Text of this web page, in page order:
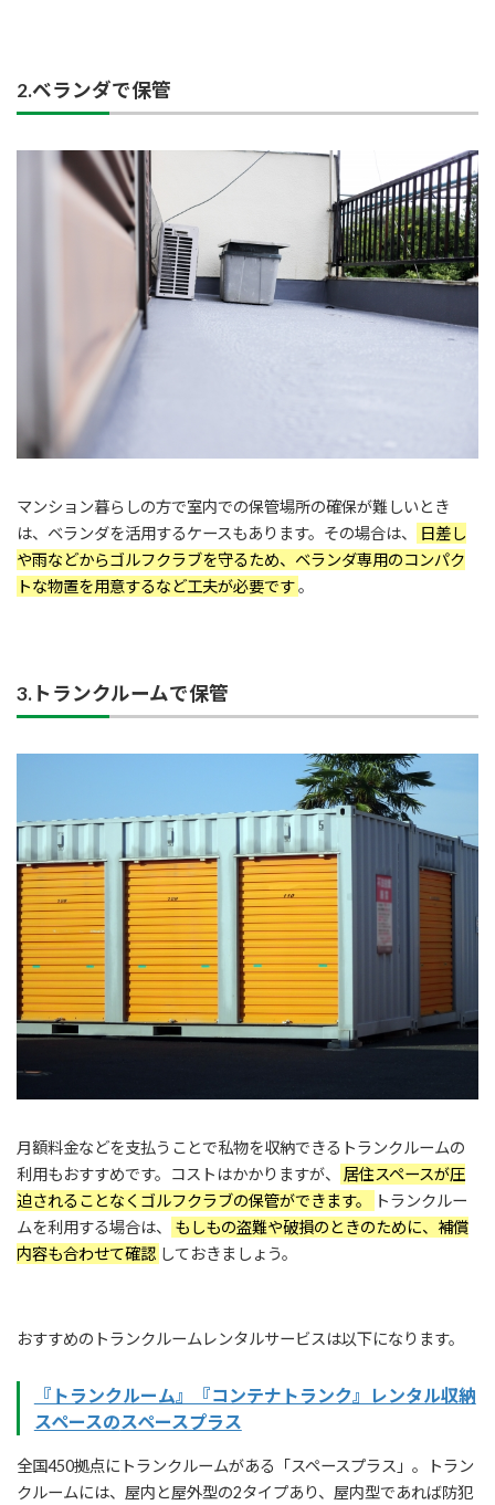
2.ベランダで保管
マンション暮らしの方で室内での保管場所の確保が難しいとき
は、ベランダを活用するケースもあります。その場合は、
日差し
や雨などからゴルフクラブを守るため、ベランダ専用のコンパク
トな物置を用意するなど工夫が必要です。
3.トランクルームで保管
月額料金などを支払うことで私物を収納できるトランクルームの
利用もおすすめです。コストはかかりますが、
居住スペースが圧
迫されることなくゴルフクラブの保管ができます。
トランクルー
ムを利用する場合は、
もしもの盗難や破損のときのために、補償
内容も合わせて確認 しておきましょう。
おすすめのトランクルームレンタルサービスは以下になります。
『トランクルーム』『コンテナトランク』レンタル収納
スペースのスペースプラス
全国450拠点にトランクルームがある「スペースプラス」。トラン
クルームには、屋内と屋外型の2タイプあり、屋内型であれば防犯